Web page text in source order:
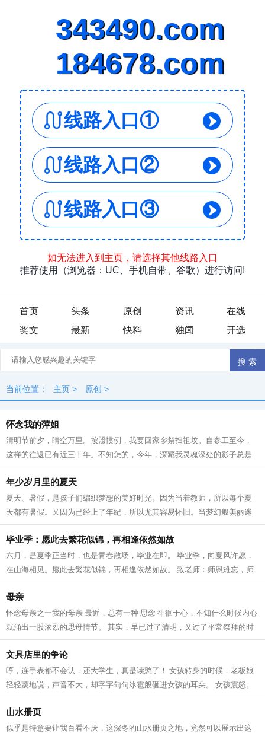
首页 头条 原创 资讯
在线
奖文
最新 快料 独闻 开选
当前位置： 主页 > 原创 >
怀念我的萍姐
清明节前夕，睛空万里。按照惯例，我要回家乡祭扫祖坟。自参工至今，
这样的往返已有近三十年。不知怎的，今年，深藏我灵魂深处的影子总是
浮现眼前。 我的姐姐萍，四十四年前正...
年少岁月里的夏天
夏天、暑假，是孩子们编织梦想的美好时光。因为当着教师，所以每个夏
天都有暑假。又因为已经上了年纪，所以尤其容易怀旧。当梦幻般美丽迷
人的夏天到来的时候，我时常会回想四...
毕业季：愿此去繁花似锦，再相逢依然如故
六月，是夏季正当时，也是青春散场，毕业在即。 毕业季，向夏风许愿，
在山海相见。愿此去繁花似锦，再相逢依然如故。 致老师：师恩难忘，师
情永存 曾经，青春期的我们，有太多...
母亲
怀念母亲之一我的母亲 最近，总有一种 思念 徘徊于心，不知什么时候内心
就涌出一股浓烈的思母情节。 其实，早已过了清明，又过了平常祭拜的时
间，还避开了那熙熙攘攘的人群。产...
文具店里的争论
哼，连手表都不会认，还大学生，真是读憨了！ 女孩转身的时候，老板娘
轻轻蔑地说，声音不大，却字字句句冰雹般砸进女孩的耳朵。 女孩震怒。
你说什么？瞧不起我是不是？你有啥...
山水册页
似乎是特意要让我百看不厌，这深冬的山水册页之地，竟然可以展示出这